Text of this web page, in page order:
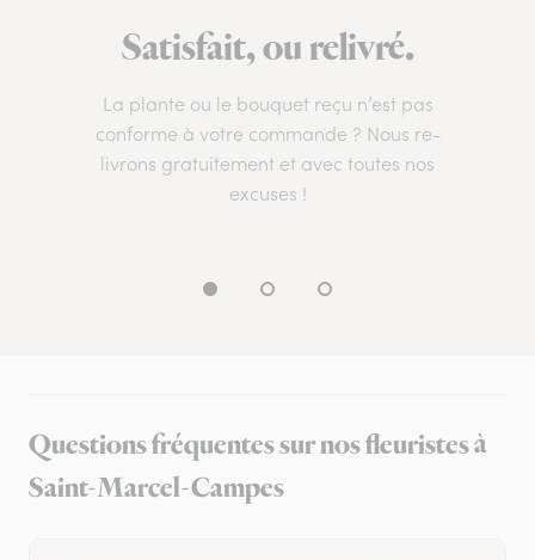
Satisfait, ou relivré.
La plante ou le bouquet reçu n’est pas
conforme à votre commande ? Nous re-
livrons gratuitement et avec toutes nos
excuses !
Questions fréquentes sur nos fleuristes à
Saint-Marcel-Campes